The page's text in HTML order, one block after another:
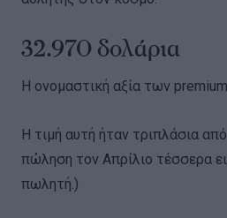
32.970 δολάρια
Η ονομαστική αξία των
Η τιμή αυτή ήταν τριπλάσια
πώληση τον Απρίλιο τέσσερα
πωλητή.)